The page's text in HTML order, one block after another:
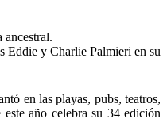
ancestral.
Eddie y Charlie Palmieri en su
en las playas, pubs, teatros,
año celebra su 34 edición